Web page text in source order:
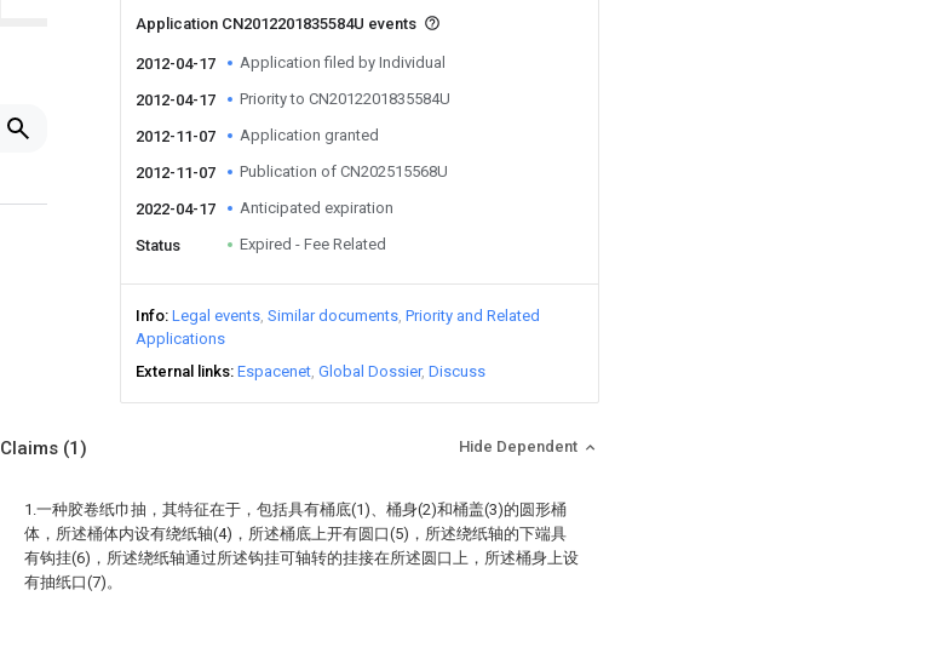
Application CN2012201835584U events
2012-04-17 Application filed by Individual
2012-04-17 Priority to CN2012201835584U
2012-11-07 Application granted
2012-11-07 Publication of CN202515568U
2022-04-17 Anticipated expiration
Status Expired - Fee Related
Info Legal events Similar documents Priority and Related
Applications
External links Espacenet Global Dossier Discuss
Claims (1) Hide Dependent
1.一种胶卷纸巾抽，其特征在于，包括具有桶底(1)、桶身(2)和桶盖(3)的圆形桶
体，所述桶体内设有绕纸轴(4)，所述桶底上开有圆口(5)，所述绕纸轴的下端具
有钩挂(6)，所述绕纸轴通过所述钩挂可轴转的挂接在所述圆口上，所述桶身上设
有抽纸口(7)。